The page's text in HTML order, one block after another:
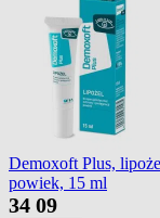
Demoxoft Plus,
powiek, 15 ml
34 09